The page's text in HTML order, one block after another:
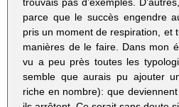
trouvais pas d’exemples.
parce que le succès engendre
pris un moment de respiration, et
manières de le faire. Dans mon
vu a peu près toutes les
semble que aurais pu ajouter
riche en nombre): que